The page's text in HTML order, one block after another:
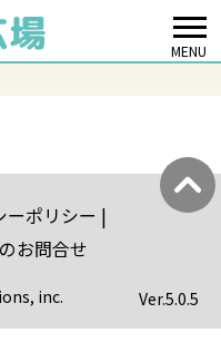
MENU
ーポリシー
お問合せ
inc. Ver.5.0.5